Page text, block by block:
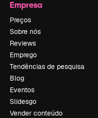
Empresa
Preços
Sobre nós
Reviews
Emprego
Tendências de pesquisa
Blog
Eventos
Slidesgo
Vender conteúdo